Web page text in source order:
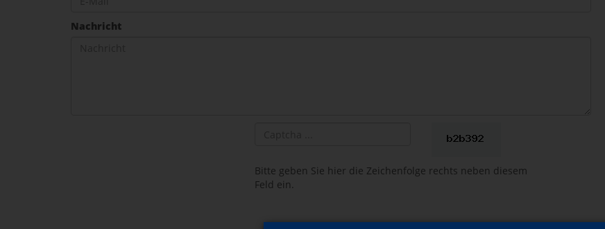
Nachricht
Bitte geben Sie hier die Zeichenfolge rechts neben diesem
Feld ein.